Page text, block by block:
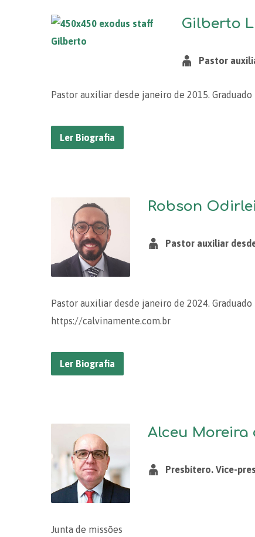
Gilberto
Pastor
Pastor auxiliar desde janeiro de 2015.
Ler Biografia
Robson
Pastor auxiliar
Pastor auxiliar desde janeiro de 2024.
https://calvinamente.com.br
Ler Biografia
Alceu Moreira
Presbítero. Vice-
Junta de missões